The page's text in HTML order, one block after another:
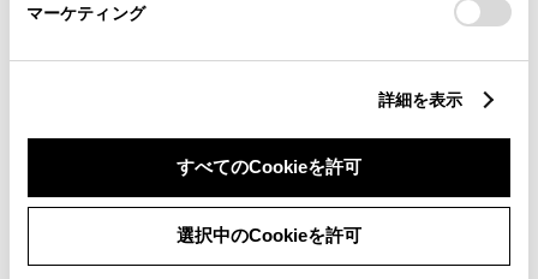
マーケティング
詳細を表示
すべてのCookieを許可
選択中のCookieを許可
トヨタのクルマを取り扱っている全国各地の
販売
店での取り組みを掲載しています。